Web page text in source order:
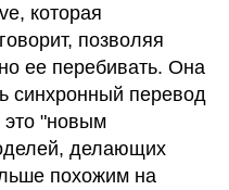
которая
позволяя
ее перебивать. Она
синхронный перевод
это "новым
делающих
похожим на